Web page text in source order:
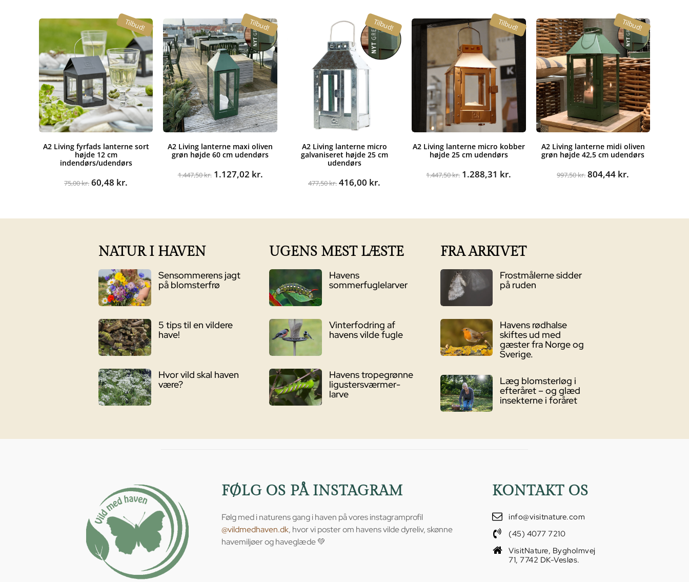
var:
187,50 kr..
er:
151,21 kr..
var:
190,00 kr..
er:
167,34 kr..
var:
65,00 kr..
pris
er:
52,42 kr..
var:
75,00 kr..
pris
er:
60,48 kr..
Tilbud!
A2 Living fyrfads lanterne sort
højde 12 cm
indendørs/udendørs
75,00kr. Den
60,48 kr.
Tilbud!
A2 Living lanterne maxi oliven
grøn højde 60 cm udendørs
1.447,50kr. Den
1.127,02 kr.Den
Tilbud!
A2 Living lanterne micro
galvaniseret højde 25 cm
udendørs
477,50kr.Den
416,00 kr.
Tilbud!
A2 Living lanterne micro kobber
højde 25 cm udendørs
1.447,50kr. Den
1.288,31 kr.
Tilbud!
A2 Living lanterne midi oliven
grøn højde 42,5 cm udendørs
997,50kr. Den
804,44 kr.
NATUR I HAVEN
Sensommerens jagt
på blomsterfrø
5 tips til en vildere
have!
Hvor vild skal haven
være?
UGENS MEST LÆSTE
Havens
sommerfuglelarver
Vinterfodring af
havens vilde fugle
Havens tropegrønne
ligustersværmer-
larve
FRA ARKIVET
Frostmålerne sidder
på ruden
Havens rødhalse
skiftes ud med
gæster fra Norge og
Sverige.
Læg blomsterløg i
efteråret – og glæd
insekterne i foråret
FØLG OS PÅ INSTAGRAM
Følg med i naturens gang i haven på vores instagramprofil
@vildmedhaven.dk, hvor vi poster om havens vilde dyreliv, skønne
havemiljøer og haveglæde 💚
KONTAKT OS
info@visitnature.com
(45) 4077 7210
VisitNature, Bygholmvej
71, 7742 DK-Vesløs.